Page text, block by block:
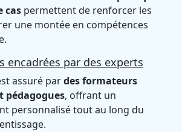
cas permettent de renforcer les
une montée en compétences
encadrées par des experts
assuré pardes formateurs
pédagogues, offrant un
personnalisé tout au long du